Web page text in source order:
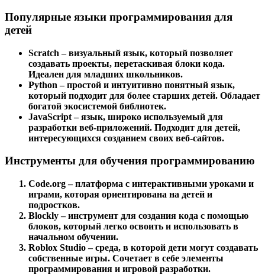
Популярные языки программирования для
детей
Scratch – визуальный язык, который позволяет
создавать проекты, перетаскивая блоки кода.
Идеален для младших школьников.
Python – простой и интуитивно понятный язык,
который подходит для более старших детей. Обладает
богатой экосистемой библиотек.
JavaScript– язык, широко используемый для
разработки веб-приложений. Подходит для детей,
интересующихся созданием своих веб-сайтов.
Инструменты для обучения программированию
Code.org– платформа с интерактивными уроками и
играми, которая ориентирована на детей и
подростков.
Blockly– инструмент для создания кода с помощью
блоков, который легко освоить и использовать в
начальном обучении.
Roblox Studio– среда, в которой дети могут создавать
собственные игры. Сочетает в себе элементы
программирования и игровой разработки.